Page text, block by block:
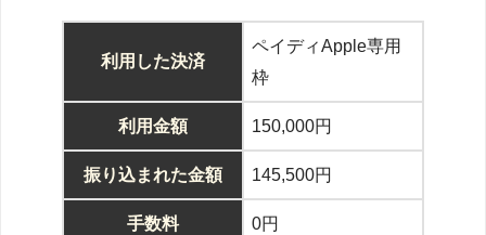
利用した決済
ペイディApple専用
枠
利用金額 150,000円
振り込まれた金額 145,500円
手数料 0円